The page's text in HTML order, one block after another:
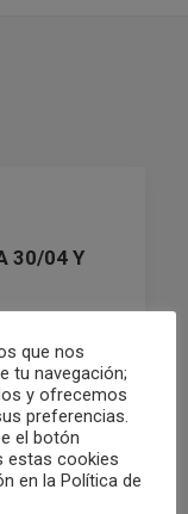
30/04 Y
que nos
tu navegación;
y ofrecemos
preferencias.
el botón
estas cookies
en la Política de